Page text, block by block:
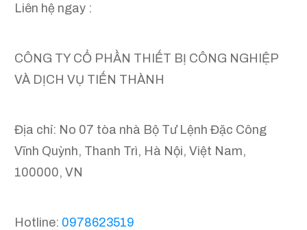
Liên hệ ngay :
CÔNG TY CỔ PHẦN THIẾT BỊ CÔNG NGHIỆP
VÀ DỊCH VỤ TIẾN THÀNH
Địa chỉ: No 07 tòa nhà Bộ Tư Lệnh Đặc Công
Vĩnh Quỳnh, Thanh Trì, Hà Nội, Việt Nam,
100000, VN
Hotline: 0978623519